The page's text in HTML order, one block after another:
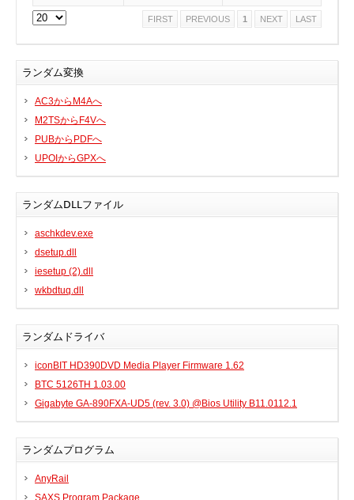
システムファイル
テキストファイル
ベクトル画像ファイル
ドライバのカテゴリー
BIOS
カードリーダー
デジタルカメラ、インターネット
DVD /ブルーレイ・プレーヤー
ファームウェア
グラフィックカード
ジョイスティック、ゲームパッド
キーボード＆マウス
携帯電話
モデム
マザーボード
ネットワークアダプタ
他のドライバやツール
FIRST PREVIOUS 1 NEXT LAST
ランダム変換
AC3からM4Aへ
M2TSからF4Vへ
PUBからPDFへ
UPOIからGPXへ
ランダムDLLファイル
aschkdev.exe
dsetup.dll
iesetup (2).dll
wkbdtuq.dll
ランダムドライバ
iconBIT HD390DVD Media Player Firmware 1.62
BTC 5126TH 1.03.00
Gigabyte GA-890FXA-UD5 (rev. 3.0) @Bios Utility B11.0112.1
ランダムプログラム
AnyRail
SAXS Program Package